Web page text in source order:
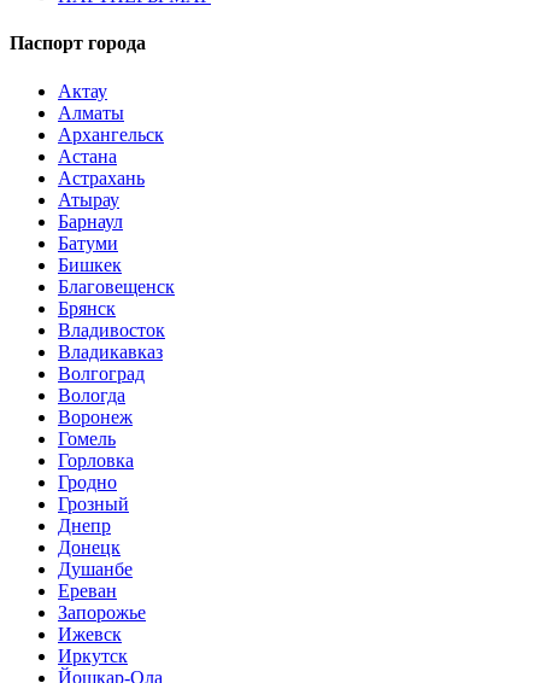
Паспорт города
Актау
Алматы
Архангельск
Астана
Астрахань
Атырау
Барнаул
Батуми
Бишкек
Благовещенск
Брянск
Владивосток
Владикавказ
Волгоград
Вологда
Воронеж
Гомель
Горловка
Гродно
Грозный
Днепр
Донецк
Душанбе
Ереван
Запорожье
Ижевск
Иркутск
Йошкар-Ола